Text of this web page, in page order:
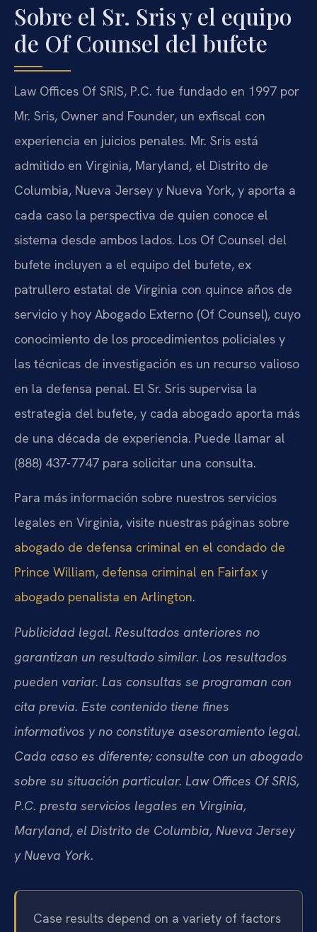
Sobre el Sr. Sris y el equipo
de Of Counsel del bufete
Law Offices Of SRIS, P.C. fue fundado en 1997 por
Mr. Sris, Owner and Founder, un exfiscal con
experiencia en juicios penales. Mr. Sris está
admitido en Virginia, Maryland, el Distrito de
Columbia, Nueva Jersey y Nueva York, y aporta a
cada caso la perspectiva de quien conoce el
sistema desde ambos lados. Los Of Counsel del
bufete incluyen a el equipo del bufete, ex
patrullero estatal de Virginia con quince años de
servicio y hoy Abogado Externo (Of Counsel), cuyo
conocimiento de los procedimientos policiales y
las técnicas de investigación es un recurso valioso
en la defensa penal. El Sr. Sris supervisa la
estrategia del bufete, y cada abogado aporta más
de una década de experiencia. Puede llamar al
(888) 437-7747 para solicitar una consulta.
Para más información sobre nuestros servicios
legales en Virginia, visite nuestras páginas sobre
abogado de defensa criminal en el condado de
Prince William, defensa criminal en Fairfax y
abogado penalista en Arlington.
Publicidad legal. Resultados anteriores no
garantizan un resultado similar. Los resultados
pueden variar. Las consultas se programan con
cita previa. Este contenido tiene fines
informativos y no constituye asesoramiento legal.
Cada caso es diferente; consulte con un abogado
sobre su situación particular. Law Offices Of SRIS,
P.C. presta servicios legales en Virginia,
Maryland, el Distrito de Columbia, Nueva Jersey
y Nueva York.
Case results depend on a variety of factors